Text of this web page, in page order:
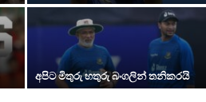
අපිට මිතුරු හතුරු බංගලින් තනිකරයි